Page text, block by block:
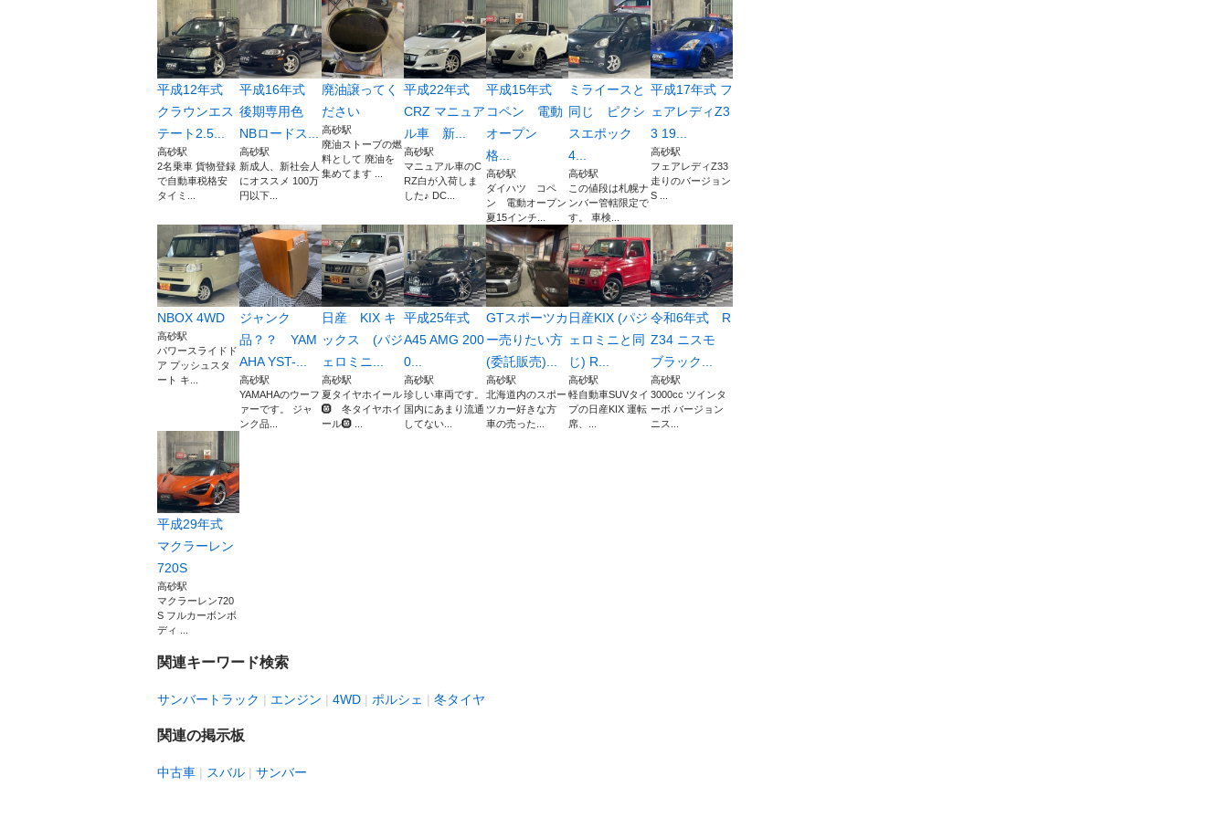
平成12年式
クラウンエス
テート2.5...
高砂駅
2名乗車 貨物登録
で自動車税格安
タイミ...
平成16年式
後期専用色
NBロードス...
高砂駅
新成人、新社会人
にオススメ 100万
円以下...
廃油譲ってく
ださい
高砂駅
廃油ストーブの燃
料として 廃油を
集めてます ...
平成22年式
CRZ マニュア
ル車 新...
高砂駅
マニュアル車のC
RZ白が入荷しま
した♪ DC...
平成15年式
コペン 電動
オープン
格...
高砂駅
ダイハツ コペ
ン 電動オープン
夏15インチ...
ミライースと
同じ ピクシ
スエポック
4...
高砂駅
この値段は札幌ナ
ンバー管轄限定で
す。 車検...
平成17年式 フ
ェアレディZ3
3 19...
高砂駅
フェアレディZ33
走りのバージョン
S ...
NBOX 4WD
高砂駅
パワースライドド
ア プッシュスタ
ート キ...
ジャンク
品？？ YAM
AHA YST-...
高砂駅
YAMAHAのウーフ
ァーです。 ジャ
ンク品...
日産 KIX キ
ックス (パジ
ェロミニ...
高砂駅
夏タイヤホイール
🛞 冬タイヤホイ
ール🛞 ...
平成25年式
A45 AMG 200
0...
高砂駅
珍しい車両です。
国内にあまり流通
してない...
GTスポーツカ
ー売りたい方
(委託販売)...
高砂駅
北海道内のスポー
ツカー好きな方
車の売った...
日産KIX (パジ
ェロミニと同
じ) R...
高砂駅
軽自動車SUVタイ
プの日産KIX 運転
席、...
令和6年式 R
Z34 ニスモ
ブラック...
高砂駅
3000cc ツインタ
ーボ バージョン
ニス...
平成29年式
マクラーレン
720S
高砂駅
マクラーレン720
S フルカーボンボ
ディ ...
関連キーワード検索
サンバートラック エンジン 4WD ポルシェ 冬タイヤ
関連の掲示板
中古車 スバル サンバー